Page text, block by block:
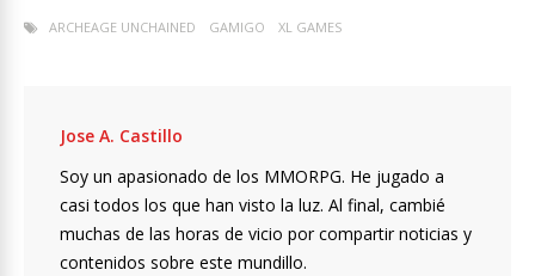
ARCHEAGE UNCHAINED GAMIGO XL GAMES
Jose A. Castillo
Soy un apasionado de los MMORPG. He jugado a
casi todos los que han visto la luz. Al final, cambié
muchas de las horas de vicio por compartir noticias y
contenidos sobre este mundillo.